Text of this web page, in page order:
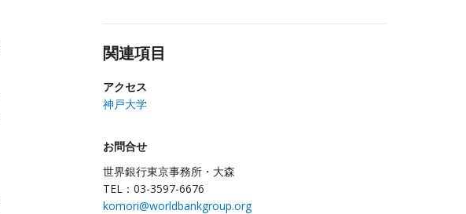
関連項目
アクセス
神戸大学
お問合せ
世界銀行東京事務所・大森
TEL：03-3597-6676
komori@worldbankgroup.org